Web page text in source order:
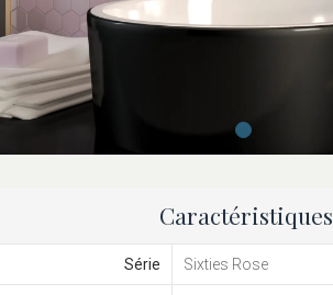
Caractéristiques
Série Sixties Rose